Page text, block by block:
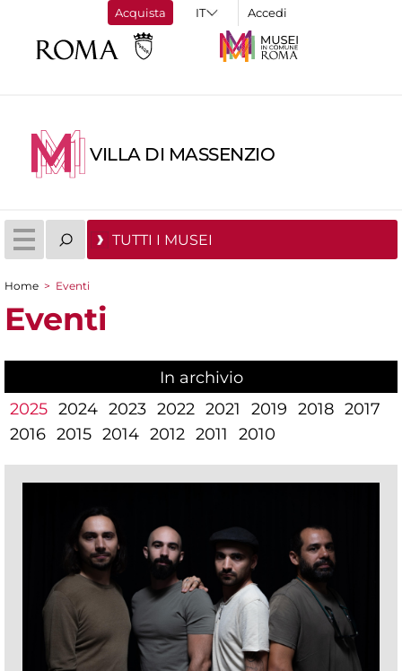
Acquista Accedi
VILLA DI MASSENZIO
TUTTI I MUSEI
Tu sei qui
Home > Eventi
Eventi
In archivio
2025 2024 2023 2022 2021 2019 2018 2017
2016 2015 2014 2012 2011 2010